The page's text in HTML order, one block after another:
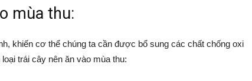
mùa thu:
khiến cơ thể chúng ta cần được bổ sung các chất chống oxi
trái cây nên ăn vào mùa thu: